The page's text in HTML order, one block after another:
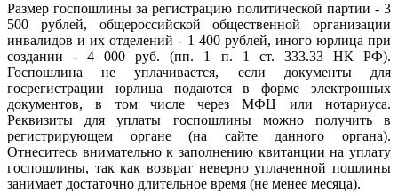
Размер госпошлины за регистрацию политической партии - 3
500 рублей, общероссийской общественной организации
инвалидов и их отделений - 1 400 рублей, иного юрлица при
создании - 4 000 руб. (пп. 1 п. 1 ст. 333.33 НК РФ).
Госпошлина не уплачивается, если документы для
госрегистрации юрлица подаются в форме электронных
документов, в том числе через МФЦ или нотариуса.
Реквизиты для уплаты госпошлины можно получить в
регистрирующем органе (на сайте данного органа).
Отнеситесь внимательно к заполнению квитанции на уплату
госпошлины, так как возврат неверно уплаченной пошлины
занимает достаточно длительное время (не менее месяца).